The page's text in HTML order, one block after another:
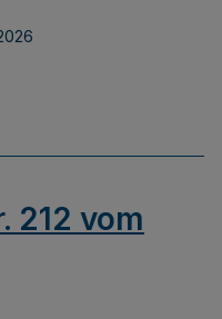
212 vom